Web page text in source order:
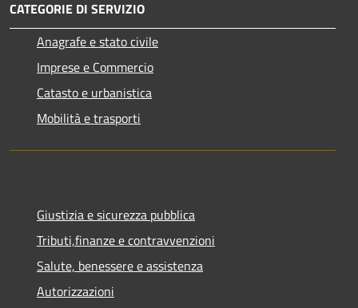
CATEGORIE DI SERVIZIO
Anagrafe e stato civile
Imprese e Commercio
Catasto e urbanistica
Mobilità e trasporti
Giustizia e sicurezza pubblica
Tributi,finanze e contravvenzioni
Salute, benessere e assistenza
Autorizzazioni